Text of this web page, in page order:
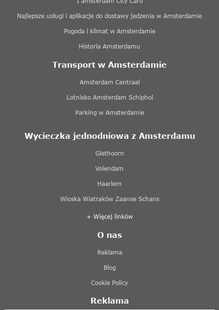
Najlepsze usługi i aplikacje do dostawy jedzenia w Amsterdamie
Pogoda i klimat w Amsterdamie
Historia Amsterdamu
Transport w Amsterdamie
Amsterdam Centraal
Lotnisko Amsterdam Schiphol
Parking w Amsterdamie
Wycieczka jednodniowa z Amsterdamu
Giethoorn
Volendam
Haarlem
Wioska Wiatraków Zaanse Schans
+ Więcej linków
O nas
Reklama
Blog
Cookie Policy
Reklama